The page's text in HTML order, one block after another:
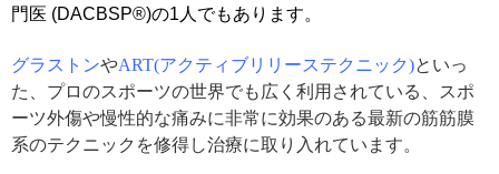
門医 (DACBSP®)の1人でもあります。
グラストンやART(アクティブリリーステクニック)といっ
た、プロのスポーツの世界でも広く利用されている、スポ
ーツ外傷や慢性的な痛みに非常に効果のある最新の筋筋膜
系のテクニックを修得し治療に取り入れています。